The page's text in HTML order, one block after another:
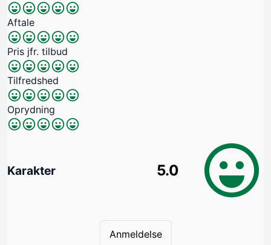
Aftale
Pris jfr. tilbud
Tilfredshed
Oprydning
Karakter 5.0
Anmeldelse